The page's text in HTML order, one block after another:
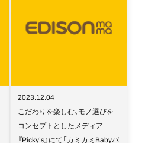
2023.12.04
こだわりを楽しむ、モノ選びを
コンセプトとしたメディア
『Picky’s』にて「カミカミBabyバ